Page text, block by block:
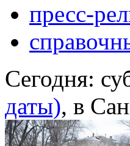
пресс-
Сегодня:
даты), в